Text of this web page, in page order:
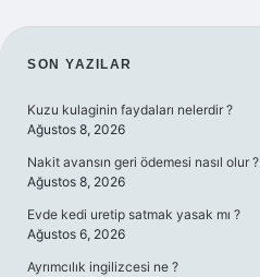
SIDEBAR
SON YAZILAR
Kuzu kulaginin faydaları nelerdir ?
Ağustos 8, 2026
Nakit avansın geri ödemesi nasıl olur ?
Ağustos 8, 2026
Evde kedi uretip satmak yasak mı ?
Ağustos 6, 2026
Ayrımcılık ingilizcesi ne ?